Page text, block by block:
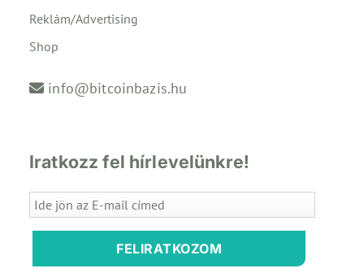
Reklám/Advertising
Shop
info@bitcoinbazis.hu
Iratkozz fel hírlevelünkre!
FELIRATKOZOM